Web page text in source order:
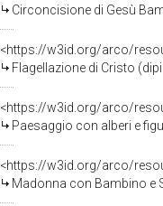
Circoncisione di Gesù
<https://w3id.org/arco/
Flagellazione di Cristo
<https://w3id.org/arco/
Paesaggio con alberi e
<https://w3id.org/arco/
Madonna con Bambino e